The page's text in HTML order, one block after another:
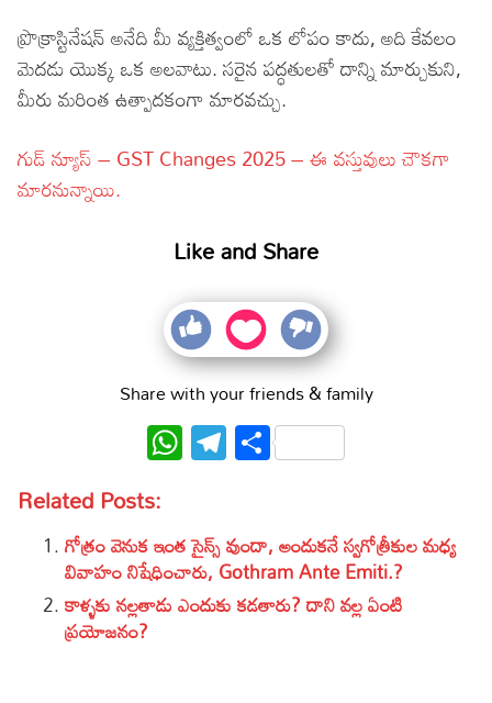
ప్రొక్రాస్టినేషన్ అనేది మీ వ్యక్తిత్వంలో ఒక లోపం కాదు, అది కేవలం
మెదడు యొక్క ఒక అలవాటు. సరైన పద్ధతులతో దాన్ని మార్చుకుని,
మీరు మరింత ఉత్పాదకంగా మారవచ్చు.
గుడ్ న్యూస్ – GST Changes 2025 – ఈ వస్తువులు చౌకగా
మారనున్నాయి.
Like and Share
Share with your friends & family
WhatsApp
Telegram
Share
Related Posts:
గోత్రం వెనుక ఇంత సైన్స్ వుందా, అందుకనే స్వగోత్రీకుల మధ్య
వివాహం నిషేధించారు, Gothram Ante Emiti.?
కాళ్ళకు నల్లతాడు ఎందుకు కడతారు? దాని వల్ల ఏంటి
ప్రయోజనం?